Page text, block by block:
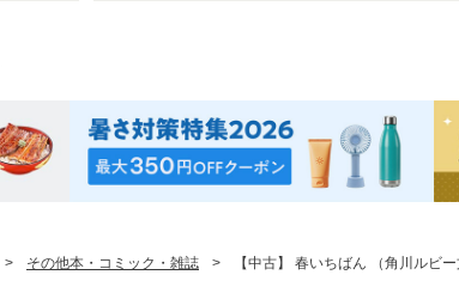
> その他本・コミック・雑誌 > 【中古】 春いちばん （角川ルビ